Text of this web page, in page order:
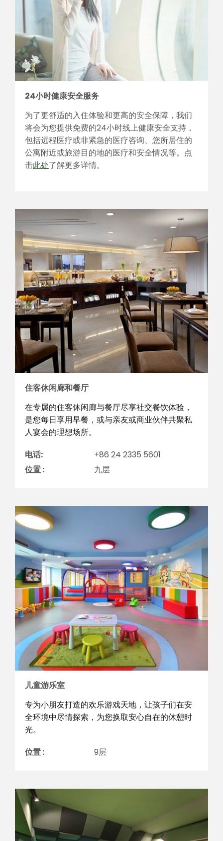
24小时健康安全服务
为了更舒适的入住体验和更高的安全保障，我们
将会为您提供免费的24小时线上健康安全支持，
包括远程医疗或非紧急的医疗咨询、您所居住的
公寓附近或旅游目的地的医疗和安全情况等。点
击此处了解更多详情。
住客休闲廊和餐厅
在专属的住客休闲廊与餐厅尽享社交餐饮体验，
是您每日享用早餐，或与亲友或商业伙伴共聚私
人宴会的理想场所。
电话:
+86 24 2335 5601
位置 :
九层
儿童游乐室
专为小朋友打造的欢乐游戏天地，让孩子们在安
全环境中尽情探索，为您换取安心自在的休憩时
光。
位置 : 9层